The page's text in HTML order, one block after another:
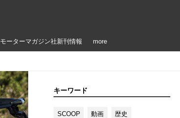
モーターマガジン社新刊情報 more
キーワード
SCOOP 動画 歴史